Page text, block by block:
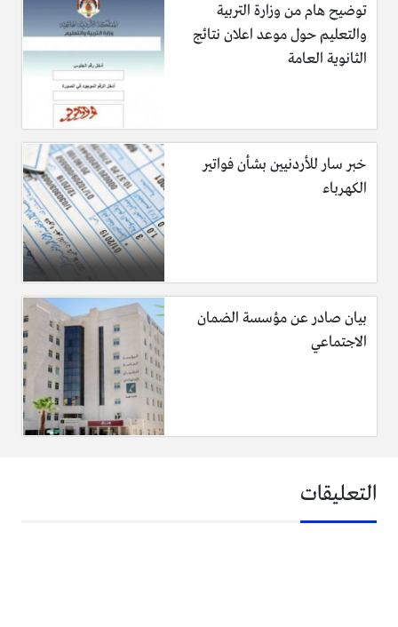
توضيح هام من وزارة التربية
والتعليم حول موعد اعلان نتائج
الثانوية العامة
خبر سار للأردنيين بشأن فواتير
الكهرباء
بيان صادر عن مؤسسة الضمان
الاجتماعي
التعليقات